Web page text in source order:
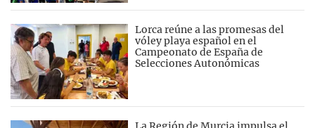
Lorca reúne a las promesas del
vóley playa español en el
Campeonato de España de
Selecciones Autonómicas